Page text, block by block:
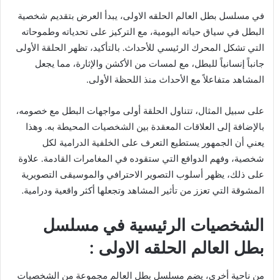
في مسلسل بطل العالم الحلقه الاولى، يبدأ العرض بتقديم شخصية
البطل في سياق حياته اليومية، مع التركيز على تحدياته وطموحاته
التي تشكل المحرك الرئيسي للأحداث. بالتأكيد، تظهر الحلقة الأولى
جانباً إنسانياً للبطل، مع لمسات من الأكشن والإثارة، مما يجعل
المشاهد متفاعلاً مع الأحداث منذ اللحظة الأولى.
على سبيل المثال، تتناول الحلقة أولى مواجهات البطل مع خصومه،
بالإضافة إلى العلاقات المعقدة بين الشخصيات المحيطة به. وهذا
يعني أن الجمهور يستطيع التعرف على الخلفية الدرامية لكل
شخصية، وفهم الدوافع التي ستقوده في المغامرات القادمة. علاوة
على ذلك، يظهر أسلوب التصوير الاحترافي والموسيقى التصويرية
المشوقة التي تعزز من تأثير المشاهد وتجعلها أكثر واقعية ودرامية.
الشخصيات الرئيسية في مسلسل
بطل العالم الحلقه الاولى :
من ناحية أخرى، يضم مسلسل بطل العالم مجموعة من الشخصيات